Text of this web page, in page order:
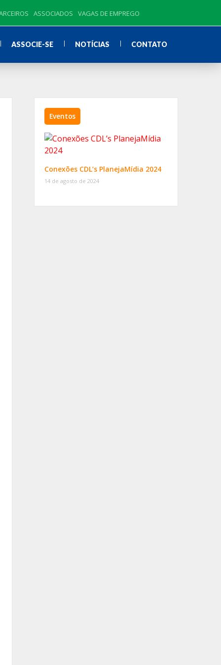
ASSOCIADOS VAGAS DE EMPREGO
ASSOCIE-SE NOTÍCIAS CONTATO
Eventos
Conexões CDL’s PlanejaMídia 2024
14 de agosto de 2024